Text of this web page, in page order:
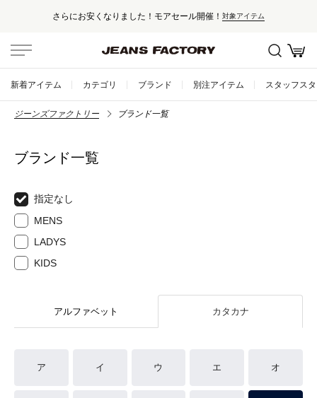
さらにお安くなりました！モアセール開催！ 対象アイテム
新着アイテム カテゴリ ブランド 別注アイテム スタッフス
ジーンズファクトリー ブランド一覧
ブランド一覧
指定なし
MENS
LADYS
KIDS
アルファベット カタカナ
ア イ ウ エ オ